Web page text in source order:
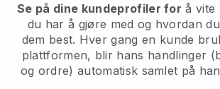
Se på dine kundeprofiler for å vite
du har å gjøre med og hvordan
dem best. Hver gang en kunde
plattformen, blir hans handlinger
og ordre) automatisk samlet på